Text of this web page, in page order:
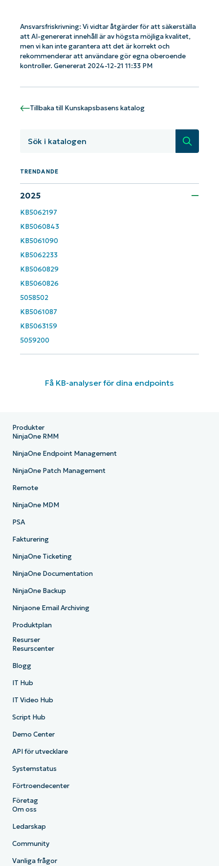
Ansvarsfriskrivning: Vi vidtar åtgärder för att säkerställa
att AI-genererat innehåll är av högsta möjliga kvalitet,
men vi kan inte garantera att det är korrekt och
rekommenderar att användare gör egna oberoende
kontroller. Genererat 2024-12-21 11:33 PM
Tillbaka till Kunskapsbasens katalog
Sök
TRENDANDE
2025
KB5062197
KB5060843
KB5061090
KB5062233
KB5060829
KB5060826
5058502
KB5061087
KB5063159
5059200
Få KB-analyser för dina endpoints
Kom igång med NinjaOne AI-drivna
KB-analyser!
and
last
name*
Business
name*
Produkter
NinjaOne RMM
NinjaOne Endpoint Management
NinjaOne Patch Management
Remote
NinjaOne MDM
PSA
Fakturering
NinjaOne Ticketing
NinjaOne Documentation
NinjaOne Backup
Ninjaone Email Archiving
Produktplan
Resurser
Resurscenter
Blogg
IT Hub
IT Video Hub
Script Hub
Demo Center
API för utvecklare
Systemstatus
Förtroendecenter
Företag
Om oss
Ledarskap
Community
Vanliga frågor